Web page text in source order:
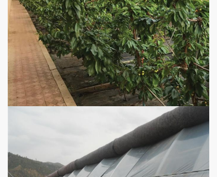
προσαρμοστεί)
Ύψος ώμων
5Feet6Feet/1.51.8m(σύμφωνα με
τις απαιτήσεις μπορεί να
προσαρμοστεί)
Προαιρετικό
1. Σύστημα εξαερισμού: Πλευρά/
κορυφή ένας ρόλος-επάνω
εξαερισμός ταινιών
2. Σύστημα ψύξης: Δευτερεύων
ανεμιστήρας αναρρόφησης/
δροσίζοντας δροσίζοντας
μαξιλάρι